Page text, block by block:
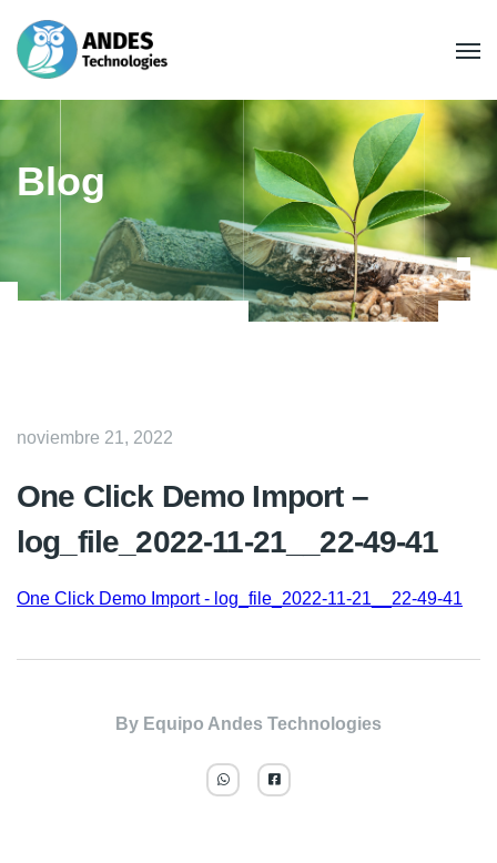
Blog
noviembre 21, 2022
One Click Demo Import –
log_file_2022-11-21__22-49-41
One Click Demo Import - log_file_2022-11-21__22-49-41
By Equipo Andes Technologies